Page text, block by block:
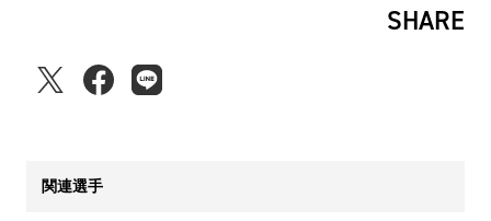
SHARE
関連選手